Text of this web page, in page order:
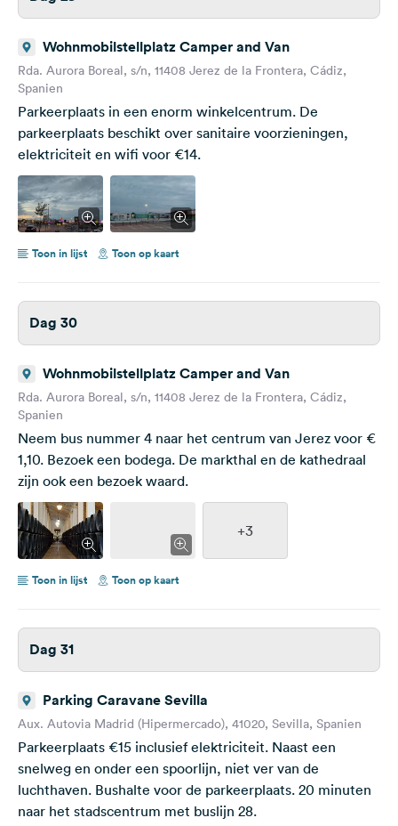
Wohnmobilstellplatz Camper and Van
Rda. Aurora Boreal, s/n, 11408 Jerez de la Frontera, Cádiz,
Spanien
Parkeerplaats in een enorm winkelcentrum. De
parkeerplaats beschikt over sanitaire voorzieningen,
elektriciteit en wifi voor €14.
Toon in lijst Toon op kaart
Dag 30
Wohnmobilstellplatz Camper and Van
Rda. Aurora Boreal, s/n, 11408 Jerez de la Frontera, Cádiz,
Spanien
Neem bus nummer 4 naar het centrum van Jerez voor €
1,10. Bezoek een bodega. De markthal en de kathedraal
zijn ook een bezoek waard.
+3
Toon in lijst Toon op kaart
Dag 31
Parking Caravane Sevilla
Aux. Autovia Madrid (Hipermercado), 41020, Sevilla, Spanien
Parkeerplaats €15 inclusief elektriciteit. Naast een
snelweg en onder een spoorlijn, niet ver van de
luchthaven. Bushalte voor de parkeerplaats. 20 minuten
naar het stadscentrum met buslijn 28.